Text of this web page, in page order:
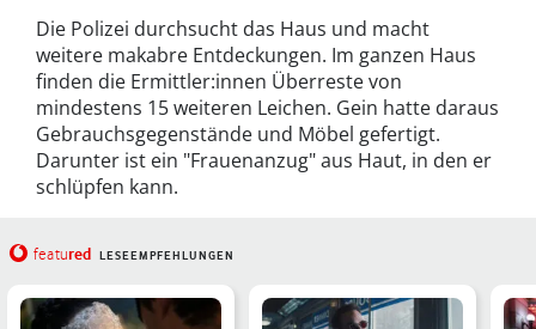
Die Polizei durchsucht das Haus und macht
weitere makabre Entdeckungen. Im ganzen Haus
finden die Ermittler:innen Überreste von
mindestens 15 weiteren Leichen. Gein hatte daraus
Gebrauchsgegenstände und Möbel gefertigt.
Darunter ist ein "Frauenanzug" aus Haut, in den er
schlüpfen kann.
featured LESEEMPFEHLUNGEN